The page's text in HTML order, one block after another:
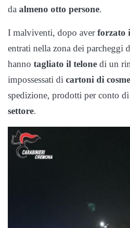
da almeno otto persone.
I malviventi, dopo averforzato
entrati nella zona dei parcheggi
hanno tagliato il telone di un
impossessati di cartoni di
spedizione, prodotti per conto
settore.